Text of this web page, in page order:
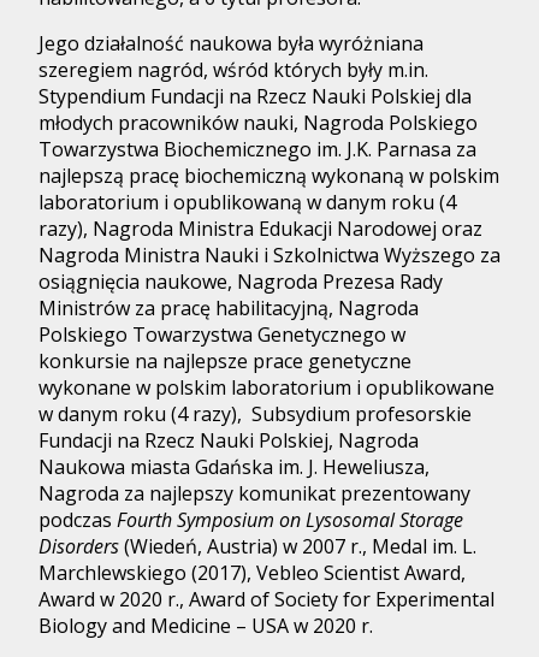
Jego działalność naukowa była wyróżniana
szeregiem nagród, wśród których były m.in.
Stypendium Fundacji na Rzecz Nauki Polskiej dla
młodych pracowników nauki, Nagroda Polskiego
Towarzystwa Biochemicznego im. J.K. Parnasa za
najlepszą pracę biochemiczną wykonaną w polskim
laboratorium i opublikowaną w danym roku (4
razy), Nagroda Ministra Edukacji Narodowej oraz
Nagroda Ministra Nauki i Szkolnictwa Wyższego za
osiągnięcia naukowe, Nagroda Prezesa Rady
Ministrów za pracę habilitacyjną, Nagroda
Polskiego Towarzystwa Genetycznego w
konkursie na najlepsze prace genetyczne
wykonane w polskim laboratorium i opublikowane
w danym roku (4 razy), Subsydium profesorskie
Fundacji na Rzecz Nauki Polskiej, Nagroda
Naukowa miasta Gdańska im. J. Heweliusza,
Nagroda za najlepszy komunikat prezentowany
podczas Fourth Symposium on Lysosomal Storage
Disorders(Wiedeń, Austria) w 2007 r., Medal im. L.
Marchlewskiego (2017), Vebleo Scientist Award,
Award w 2020 r., Award of Society for Experimental
Biology and Medicine – USA w 2020 r.